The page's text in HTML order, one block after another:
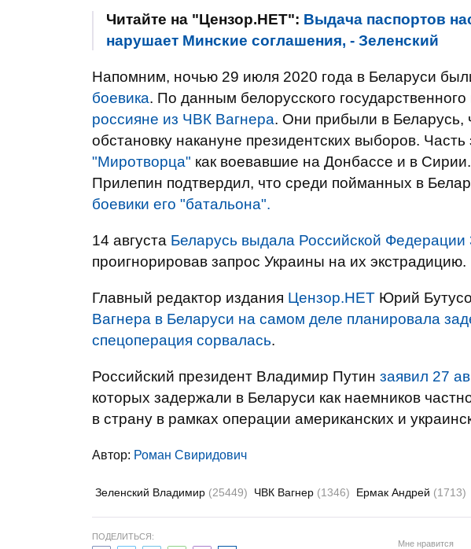
Читайте на "Цензор.НЕТ": Выдача паспортов
нарушает Минские соглашения, - Зеленский
Напомним, ночью 29 июля 2020 года в Беларуси
боевика. По данным белорусского
россияне из ЧВК Вагнера. Они прибыли в Беларусь,
обстановку накануне президентских выборов.
"Миротворца" как воевавшие на Донбассе и в
Прилепин подтвердил, что среди пойманных в
боевики его "батальона".
14 августа Беларусь выдала Российской
проигнорировав запрос Украины на их экстрадицию.
Главный редактор издания Цензор.НЕТ Юрий
Вагнера в Беларуси на самом деле планировала
спецоперация сорвалась.
Российский президент Владимир Путин заявил 27
которых задержали в Беларуси как наемников
в страну в рамках операции американских и
Автор: Роман Свиридович
Зеленский Владимир (25449) ЧВК Вагнер (1346) Ермак Андрей (1713)
ПОДЕЛИТЬСЯ:
Мне нравится